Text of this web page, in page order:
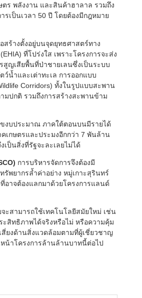
ตร พลังงาน และสินค้าฮาลาล รวมถึง
รเป็นเวลา 50 ปี โดยต้องมีกฎหมาย
สร้างตั้งอยู่บนจุดยุทธศาสตร์ทาง
ที่โปร่งใส เพราะโครงการจะส่ง
สูญเสียพื้นที่ป่าชายเลนซึ่งเป็นระบบ
น้ำและเต่าทะเล การออกแบบ
Corridors) ทั้งในรูปแบบสะพาน
มปกติ รวมถึงการสร้างสะพานข้าม
ขงบประมาณ ภาคใต้ตอนบนมีรายได้
เกษตรและประมงอีกกว่า 7 พันล้าน
ป็นสิ่งที่รัฐจะละเลยไม่ได้
การบริหารจัดการจึงต้องมี
พยากรล้ำค่าอย่าง หมู่เกาะสุรินทร์
อาจต้องแลกมาด้วยโครงการแลนด์
ะสามารถใช้เทคโนโลยีสมัยใหม่ เช่น
สิทธิภาพได้จริงหรือไม่ หรือความคุ้ม
สี่ยงด้านสิ่งแวดล้อมตามที่ผู้เชี่ยวชาญ
น้าโครงการล้านล้านบาทนี้ต่อไป